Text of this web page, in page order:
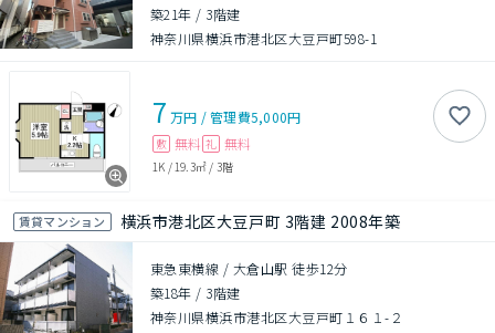
築21年 / 3階建
神奈川県横浜市港北区大豆戸町598-1
7 万円 /管理費5,000円
敷 無料 礼 無料
1K / 19.3㎡ / 3階
賃貸マンション 横浜市港北区大豆戸町 3階建 2008年築
東急東横線 / 大倉山駅 徒歩12分
築18年 / 3階建
神奈川県横浜市港北区大豆戸町１６１-２